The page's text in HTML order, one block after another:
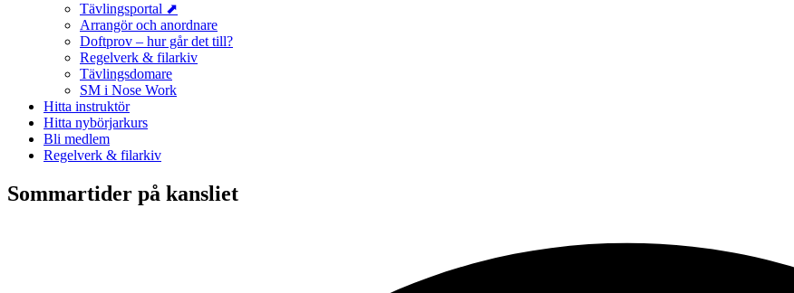
Tävlingsportal ⬈
Arrangör och anordnare
Doftprov – hur går det till?
Regelverk & filarkiv
Tävlingsdomare
SM i Nose Work
Hitta instruktör
Hitta nybörjarkurs
Bli medlem
Regelverk & filarkiv
Sommartider på kansliet